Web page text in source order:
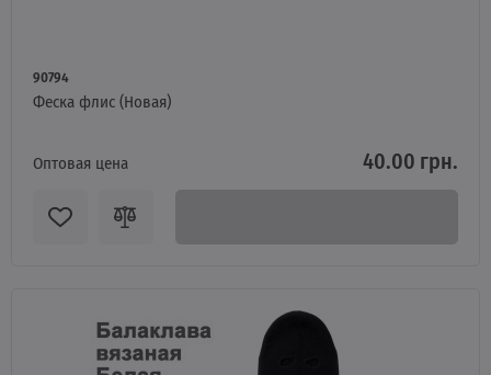
90794
Феска флис (Новая)
Оптовая цена 40.00 грн.